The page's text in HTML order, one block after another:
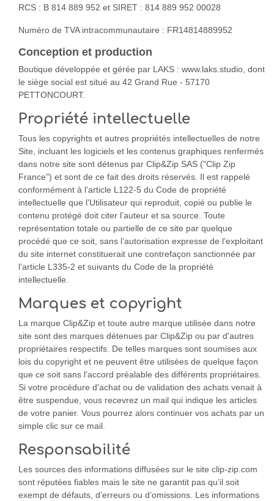
RCS : B 814 889 952 et SIRET : 814 889 952 00028
Numéro de TVA intracommunautaire : FR14814889952
Conception et production
Boutique développée et gérée par LAKS : www.laks.studio, dont
le siège social est situé au 42 Grand Rue - 57170
PETTONCOURT.
Propriété intellectuelle
Tous les copyrights et autres propriétés intellectuelles de notre
Site, incluant les logiciels et les contenus graphiques renfermés
dans notre site sont détenus par Clip&Zip SAS ("Clip Zip
France") et sont de ce fait des droits réservés. Il est rappelé
conformément à l’article L122-5 du Code de propriété
intellectuelle que l’Utilisateur qui reproduit, copié ou publie le
contenu protégé doit citer l’auteur et sa source. Toute
représentation totale ou partielle de ce site par quelque
procédé que ce soit, sans l’autorisation expresse de l’exploitant
du site internet constituerait une contrefaçon sanctionnée par
l’article L335-2 et suivants du Code de la propriété
intellectuelle.
Marques et copyright
La marque Clip&Zip et toute autre marque utilisée dans notre
site sont des marques détenues par Clip&Zip ou par d'autres
propriétaires respectifs. De telles marques sont soumises aux
lois du copyright et ne peuvent être utilisées de quelque façon
que ce soit sans l'accord préalable des différents propriétaires.
Si votre procédure d'achat ou de validation des achats venait à
être suspendue, vous recevrez un mail qui indique les articles
de votre panier. Vous pourrez alors continuer vos achats par un
simple clic sur ce mail.
Responsabilité
Les sources des informations diffusées sur le site clip-zip.com
sont réputées fiables mais le site ne garantit pas qu’il soit
exempt de défauts, d’erreurs ou d’omissions. Les informations